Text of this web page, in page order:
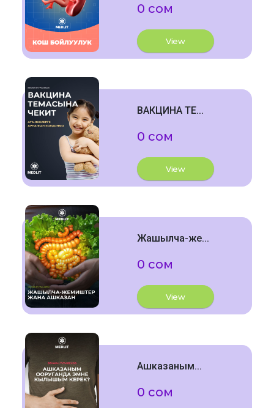
0 сом
View
ВАКЦИНА ТЕ...
0 сом
View
Жашылча-же...
0 сом
View
Ашказаным...
0 сом